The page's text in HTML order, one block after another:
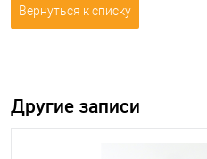
Вернуться к списку
Другие записи